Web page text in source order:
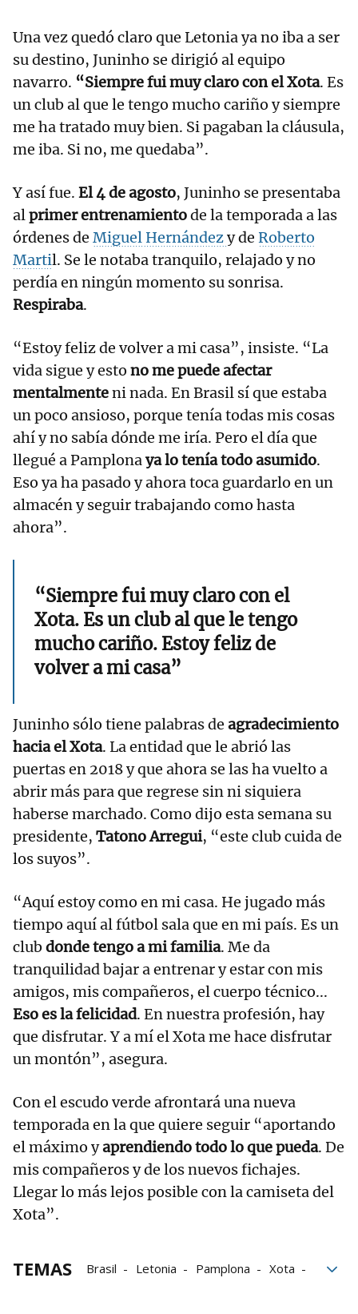
Una vez quedó claro que Letonia ya no iba a ser
su destino, Juninho se dirigió al equipo
navarro. “Siempre fui muy claro con el Xota. Es
un club al que le tengo mucho cariño y siempre
me ha tratado muy bien. Si pagaban la cláusula,
me iba. Si no, me quedaba”.
Y así fue. El 4 de agosto, Juninho se presentaba
alprimer entrenamientode la temporada a las
órdenes de Miguel Hernándezy de Roberto
Martil. Se le notaba tranquilo, relajado y no
perdía en ningún momento su sonrisa.
Respiraba.
“Estoy feliz de volver a mi casa”, insiste. “La
vida sigue y esto no me puede afectar
mentalmenteni nada. En Brasil sí que estaba
un poco ansioso, porque tenía todas mis cosas
ahí y no sabía dónde me iría. Pero el día que
llegué a Pamplonaya lo tenía todo asumido.
Eso ya ha pasado y ahora toca guardarlo en un
almacén y seguir trabajando como hasta
ahora”.
“Siempre fui muy claro con el
Xota. Es un club al que le tengo
mucho cariño. Estoy feliz de
volver a mi casa”
Juninho sólo tiene palabras de agradecimiento
hacia el Xota. La entidad que le abrió las
puertas en 2018 y que ahora se las ha vuelto a
abrir más para que regrese sin ni siquiera
haberse marchado. Como dijo esta semana su
presidente, Tatono Arregui, “este club cuida de
los suyos”.
“Aquí estoy como en mi casa. He jugado más
tiempo aquí al fútbol sala que en mi país. Es un
clubdonde tengo a mi familia. Me da
tranquilidad bajar a entrenar y estar con mis
amigos, mis compañeros, el cuerpo técnico...
Eso es la felicidad. En nuestra profesión, hay
que disfrutar. Y a mí el Xota me hace disfrutar
un montón”, asegura.
Con el escudo verde afrontará una nueva
temporada en la que quiere seguir “aportando
el máximo yaprendiendo todo lo que pueda. De
mis compañeros y de los nuevos fichajes.
Llegar lo más lejos posible con la camiseta del
Xota”.
TEMAS Brasil Letonia Pamplona
Xota